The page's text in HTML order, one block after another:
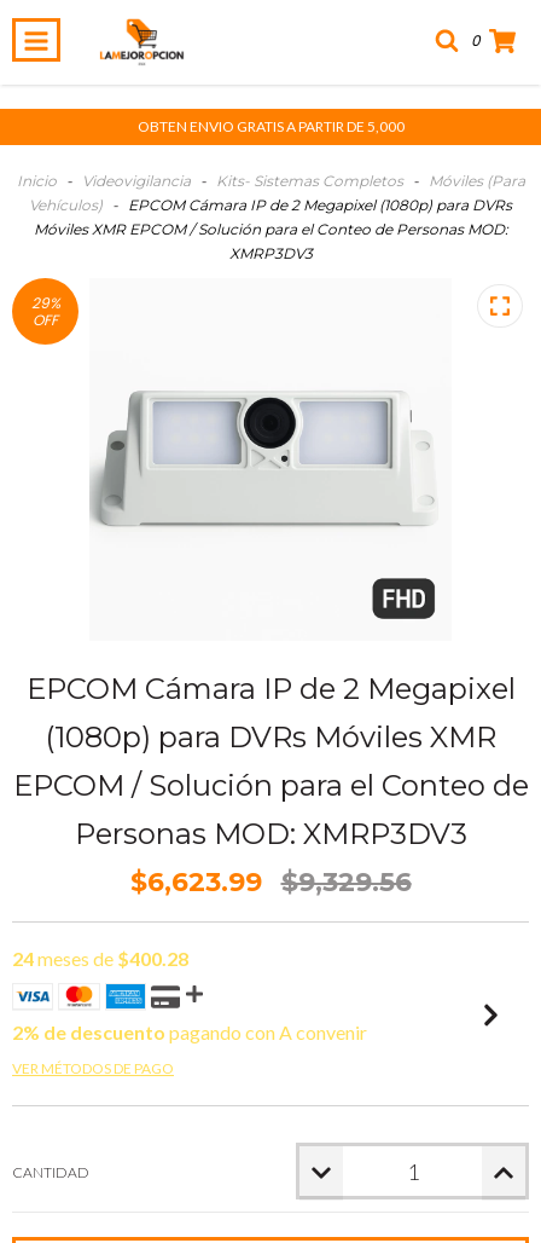
0
OBTEN ENVIO GRATIS A PARTIR DE 5,000
Inicio - Videovigilancia - Kits- Sistemas Completos -
Móviles (Para
Vehículos) - EPCOM Cámara IP de 2 Megapixel (1080p) para DVRs
Móviles XMR EPCOM / Solución para el Conteo de Personas MOD:
XMRP3DV3
29%
OFF
EPCOM Cámara IP de 2 Megapixel
(1080p) para DVRs Móviles XMR
EPCOM / Solución para el Conteo de
Personas MOD: XMRP3DV3
$6,623.99 $9,329.56
24meses de $400.28
2% de descuento pagando con A convenir
VER MÉTODOS DE PAGO
CANTIDAD